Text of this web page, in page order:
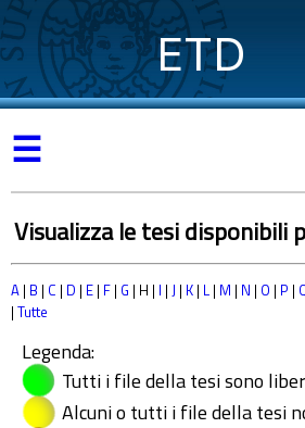
ETD
☰
Visualizza le tesi disponibili
A | B | C | D | E | F | G | H | I | J | K | L | M | N | O | P |
| Tutte
Legenda:
Tutti i file della tesi sono
Alcuni o tutti i file della tesi